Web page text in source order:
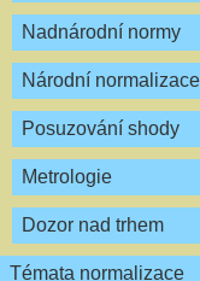
Nadnárodní normy
Národní normalizace
Posuzování shody
Metrologie
Dozor nad trhem
Témata normalizace